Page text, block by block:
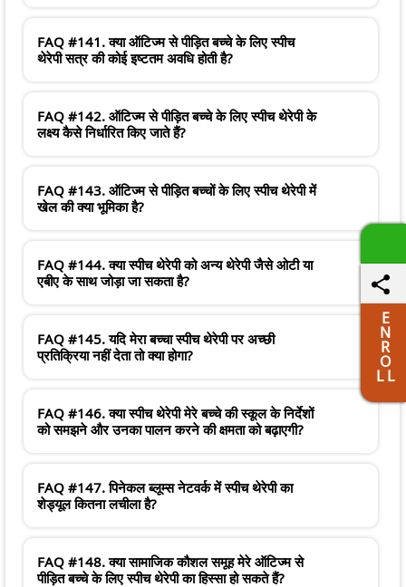
FAQ #141. क्या ऑटिज्म से पीड़ित बच्चे के लिए स्पीच
थेरेपी सत्र की कोई इष्टतम अवधि होती है?
FAQ #142. ऑटिज्म से पीड़ित बच्चे के लिए स्पीच थेरेपी के
लक्ष्य कैसे निर्धारित किए जाते हैं?
FAQ #143. ऑटिज्म से पीड़ित बच्चों के लिए स्पीच थेरेपी में
खेल की क्या भूमिका है?
FAQ #144. क्या स्पीच थेरेपी को अन्य थेरेपी जैसे ओटी या
एबीए के साथ जोड़ा जा सकता है?
FAQ #145. यदि मेरा बच्चा स्पीच थेरेपी पर अच्छी
प्रतिक्रिया नहीं देता तो क्या होगा?
FAQ #146. क्या स्पीच थेरेपी मेरे बच्चे की स्कूल के निर्देशों
को समझने और उनका पालन करने की क्षमता को बढ़ाएगी?
FAQ #147. पिनेकल ब्लूम्स नेटवर्क में स्पीच थेरेपी का
शेड्यूल कितना लचीला है?
FAQ #148. क्या सामाजिक कौशल समूह मेरे ऑटिज्म से
पीड़ित बच्चे के लिए स्पीच थेरेपी का हिस्सा हो सकते हैं?
E
N
R
O
L L